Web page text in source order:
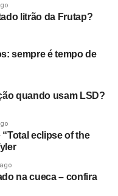
filme da Agfa que
faixa de som, mas
era adicionado
som e gravei o áudio
depois, mas
quadros por
uma câmera e só
Cerca de nove
de uma vez e
instrumentos para
sobre o que já
litrão da Frutap?
sempre é tempo de
quando usam LSD?
eclipse of the
na cueca – confira